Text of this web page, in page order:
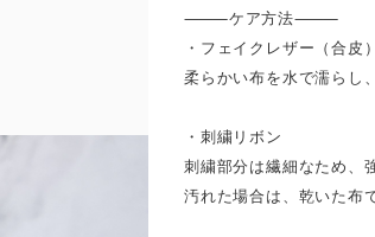
⸻ケア方法⸻
・フェイクレザー（合皮）
柔らかい布を水で濡らし
・刺繍リボン
刺繍部分は繊細なため、
汚れた場合は、乾いた布